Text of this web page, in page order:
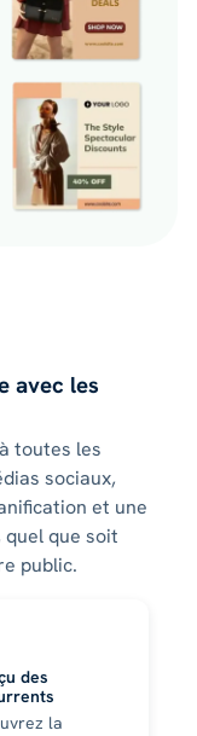
avec les
toutes les
sociaux,
et une
que soit
public.
des
la